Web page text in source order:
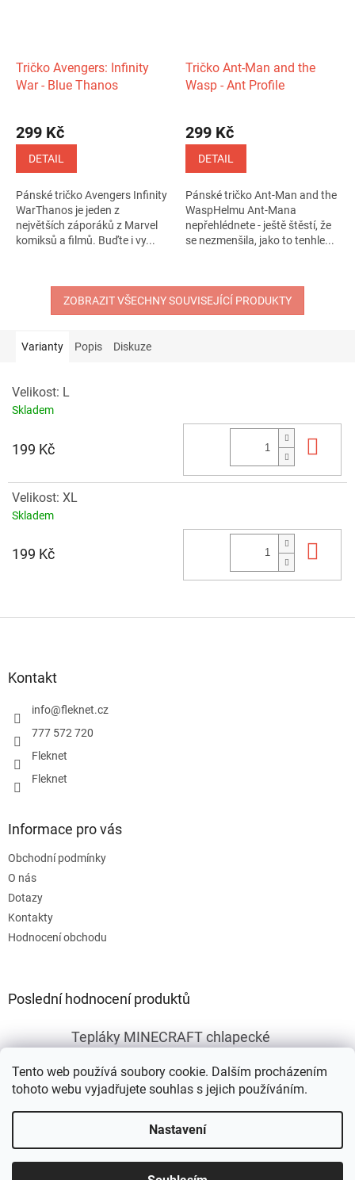
Tento web používá soubory cookie. Dalším procházením
tohoto webu vyjadřujete souhlas s jejich používáním.
Nastavení
Tričko Avengers: Infinity
War - Blue Thanos
299 Kč
DETAIL
Pánské tričko Avengers Infinity
WarThanos je jeden z
největších záporáků z Marvel
komiksů a filmů. Buďte i vy...
Tričko Ant-Man and the
Wasp - Ant Profile
299 Kč
DETAIL
Pánské tričko Ant-Man and the
WaspHelmu Ant-Mana
nepřehlédnete - ještě štěstí, že
se nezmenšila, jako to tenhle...
ZOBRAZIT VŠECHNY SOUVISEJÍCÍ PRODUKTY
Varianty Popis Diskuze
Velikost: L
Skladem
199 Kč
Velikost: XL
Skladem
199 Kč
Kontakt
info@fleknet.cz
777 572 720
Fleknet
Fleknet
Informace pro vás
Obchodní podmínky
O nás
Dotazy
Kontakty
Hodnocení obchodu
Poslední hodnocení produktů
Tepláky MINECRAFT chlapecké